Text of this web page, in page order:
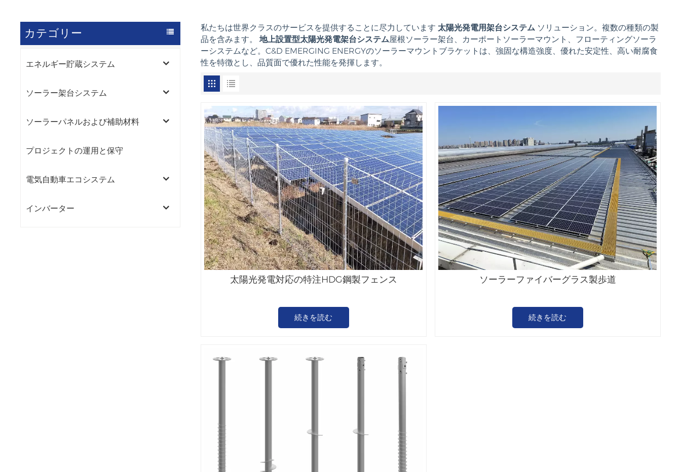
Filipino
українська
カテゴリー
エネルギー貯蔵システム
ソーラー架台システム
ソーラーパネルおよび補助材料
プロジェクトの運用と保守
電気自動車エコシステム
インバーター
私たちは世界クラスのサービスを提供することに尽力しています 太陽光発電用架台システムソリューション。複数の種類の製
品を含みます。 地上設置型太陽光発電架台システム屋根ソーラー架台、カーポートソーラーマウント、フローティングソーラ
ーシステムなど。C&D EMERGING ENERGYのソーラーマウントブラケットは、強固な構造強度、優れた安定性、高い耐腐食
性を特徴とし、品質面で優れた性能を発揮します。
太陽光発電対応の特注HDG鋼製フェンス
続きを読む
ソーラーファイバーグラス製歩道
続きを読む